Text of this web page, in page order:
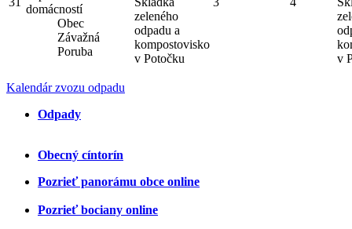
domácností
Obec
Závažná
Poruba
zeleného
odpadu a
kompostovisko
v Potočku
v
Kalendár zvozu odpadu
Odpady
Obecný cíntorín
Pozrieť panorámu obce online
Pozrieť bociany online